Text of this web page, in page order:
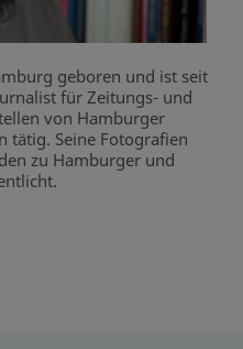
geboren und ist seit
für Zeitungs- und
von Hamburger
tätig. Seine Fotografien
zu Hamburger und